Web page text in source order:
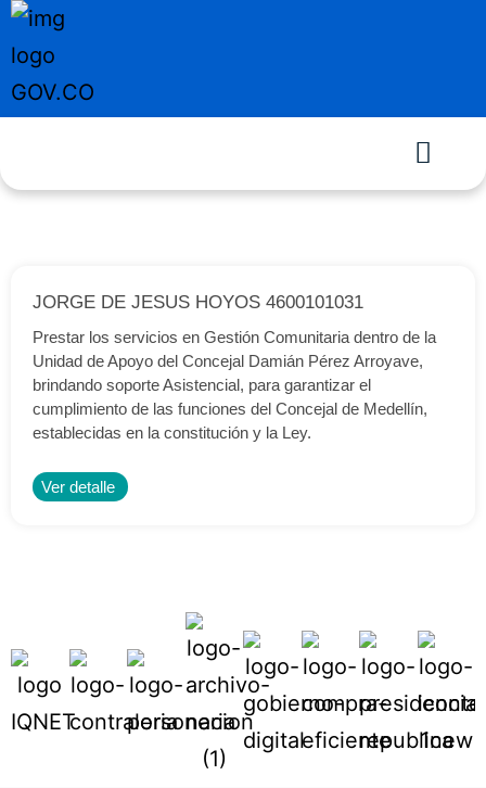
JORGE DE JESUS HOYOS 4600101031
Prestar los servicios en Gestión Comunitaria dentro de la
Unidad de Apoyo del Concejal Damián Pérez Arroyave,
brindando soporte Asistencial, para garantizar el
cumplimiento de las funciones del Concejal de Medellín,
establecidas en la constitución y la Ley.
Ver detalle